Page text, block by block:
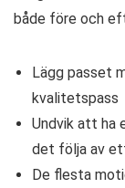
både före och
Lägg passet
kvalitetspass
Undvik att ha
det följa av
De flesta